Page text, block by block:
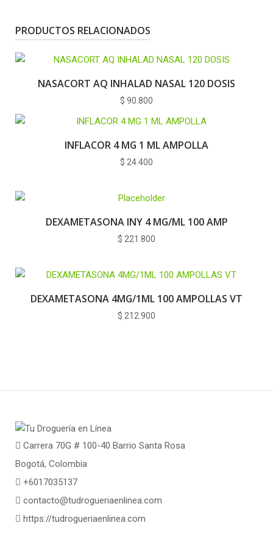
PRODUCTOS RELACIONADOS
NASACORT AQ INHALAD NASAL 120 DOSIS
$ 90.800
INFLACOR 4 MG 1 ML AMPOLLA
$ 24.400
DEXAMETASONA INY 4 MG/ML 100 AMP
$ 221.800
DEXAMETASONA 4MG/1ML 100 AMPOLLAS VT
$ 212.900
Carrera 70G # 100-40 Barrio Santa Rosa
Bogotá, Colombia
+6017035137
contacto@tudrogueriaenlinea.com
https://tudrogueriaenlinea.com